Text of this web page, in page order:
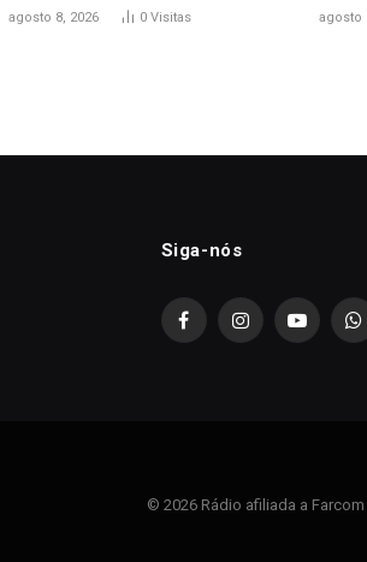
agosto 8, 2026 0 Visitas agosto
Siga-nós
FacebookInstagramYouTube
© 2026 Rádio afiliada a